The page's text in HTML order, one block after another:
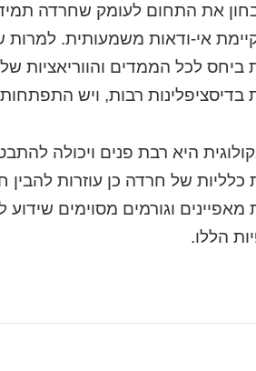
את התחום לעומק שחרדה
אי-ודאות משמעותית.
ביחס לכל הממדים והווריאציות
בדיסציפלינות רבות, ויש
היא רבת פנים ויכולה
כלליות של חרדה כן עוזרות
מאפיינים וגורמים מסוימים
הללו.